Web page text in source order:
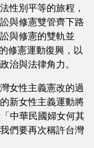
性別平等的旅程，
與修憲雙管齊下路
與修憲的雙軌並
修憲運動復興，以
治與法律角力。
女性主義憲改的過
新女性主義運動將
中華民國婦女何其
們要再次稱許台灣